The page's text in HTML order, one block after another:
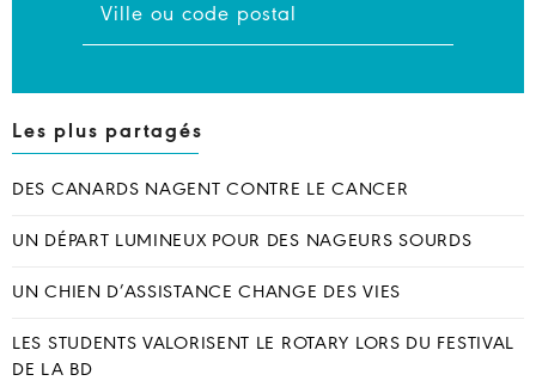
Les plus partagés
DES CANARDS NAGENT CONTRE LE CANCER
UN DÉPART LUMINEUX POUR DES NAGEURS SOURDS
UN CHIEN D’ASSISTANCE CHANGE DES VIES
LES STUDENTS VALORISENT LE ROTARY LORS DU FESTIVAL
DE LA BD